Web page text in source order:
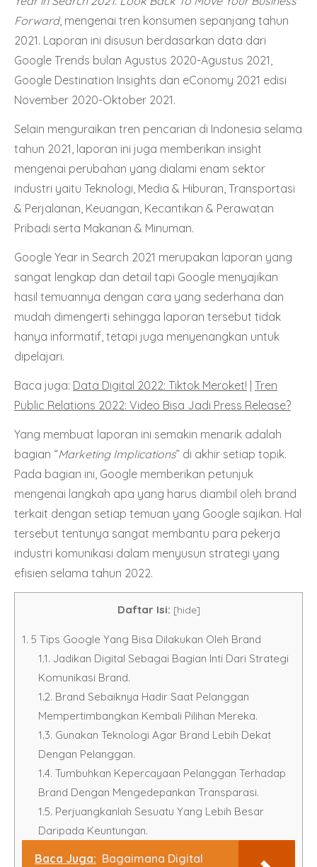
Forward, mengenai tren konsumen sepanjang tahun
2021. Laporan ini disusun berdasarkan data dari
Google Trends bulan Agustus 2020-Agustus 2021,
Google Destination Insights dan eConomy 2021 edisi
November 2020-Oktober 2021.
Selain menguraikan tren pencarian di Indonesia selama
tahun 2021, laporan ini juga memberikan insight
mengenai perubahan yang dialami enam sektor
industri yaitu Teknologi, Media & Hiburan, Transportasi
& Perjalanan, Keuangan, Kecantikan & Perawatan
Pribadi serta Makanan & Minuman.
Google Year in Search 2021 merupakan laporan yang
sangat lengkap dan detail tapi Google menyajikan
hasil temuannya dengan cara yang sederhana dan
mudah dimengerti sehingga laporan tersebut tidak
hanya informatif, tetapi juga menyenangkan untuk
dipelajari.
Baca juga: Data Digital 2022: Tiktok Meroket! | Tren
Public Relations 2022: Video Bisa Jadi Press Release?
Yang membuat laporan ini semakin menarik adalah
bagian “Marketing Implications” di akhir setiap topik.
Pada bagian ini, Google memberikan petunjuk
mengenai langkah apa yang harus diambil oleh brand
terkait dengan setiap temuan yang Google sajikan. Hal
tersebut tentunya sangat membantu para pekerja
industri komunikasi dalam menyusun strategi yang
efisien selama tahun 2022.
Daftar Isi: [hide]
1. 5 Tips Google Yang Bisa Dilakukan Oleh Brand
1.1. Jadikan Digital Sebagai Bagian Inti Dari Strategi
Komunikasi Brand.
1.2. Brand Sebaiknya Hadir Saat Pelanggan
Mempertimbangkan Kembali Pilihan Mereka.
1.3. Gunakan Teknologi Agar Brand Lebih Dekat
Dengan Pelanggan.
1.4. Tumbuhkan Kepercayaan Pelanggan Terhadap
Brand Dengan Mengedepankan Transparasi.
1.5. Perjuangkanlah Sesuatu Yang Lebih Besar
Daripada Keuntungan.
Baca Juga: Bagaimana Digital